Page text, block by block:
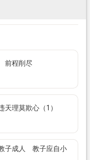
前程削尽
理莫欺心（1）
子成人 教子应自小